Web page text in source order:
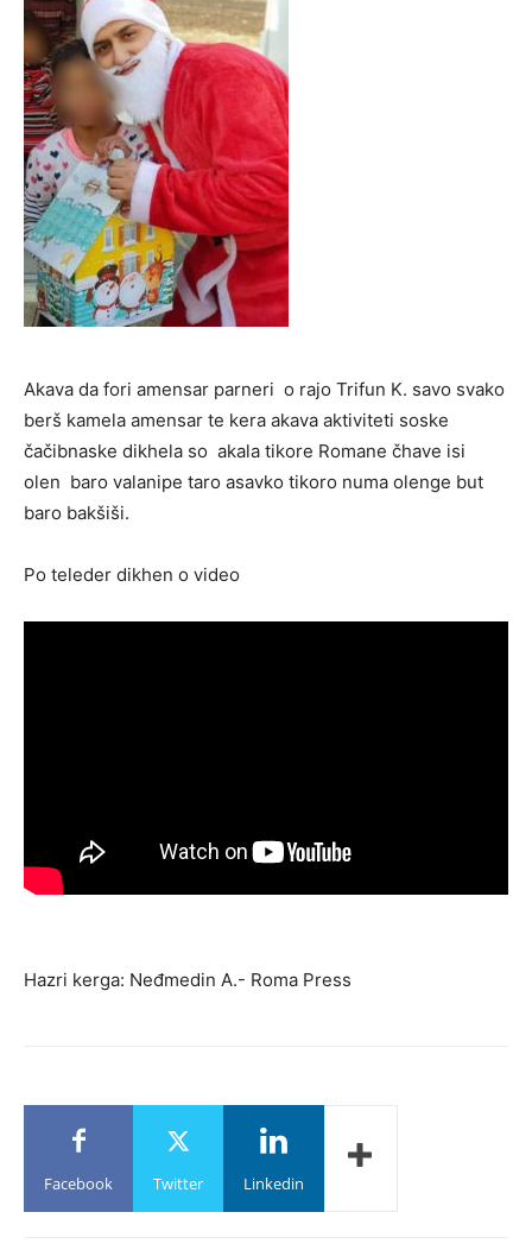
Akava da fori amensar parneri o rajo Trifun K. savo svako
berš kamela amensar te kera akava aktiviteti soske
čačibnaske dikhela so akala tikore Romane čhave isi
olen baro valanipe taro asavko tikoro numa olenge but
baro bakšiši.
Po teleder dikhen o video
Hazri kerga: Neđmedin A.- Roma Press
Facebook Twitter Linkedin